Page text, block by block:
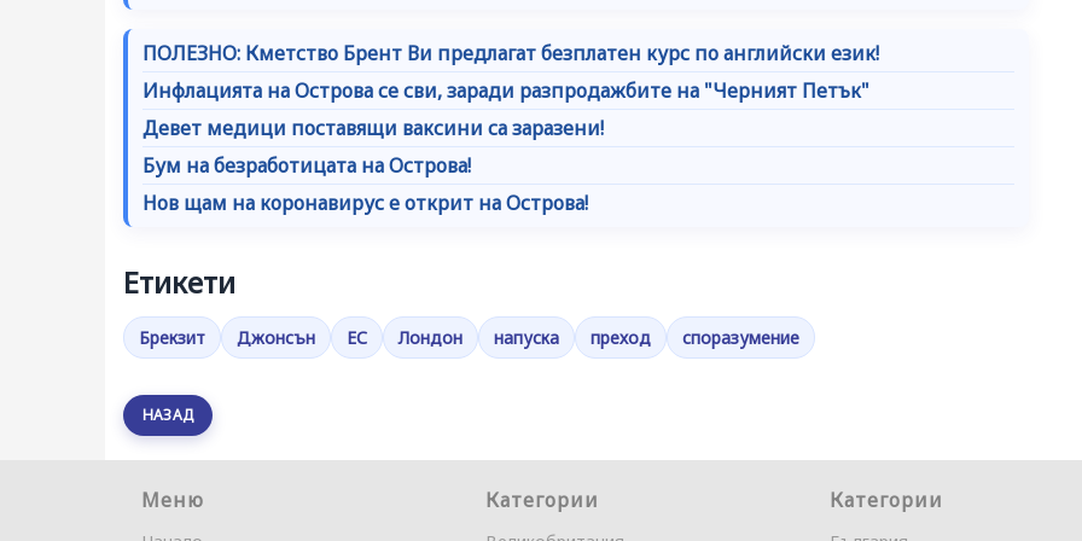
ПОЛЕЗНО: Кметство Брент Ви предлагат безплатен курс по английски език!
Инфлацията на Острова се сви, заради разпродажбите на "Черният Петък"
Девет медици поставящи ваксини са заразени!
Бум на безработицата на Острова!
Нов щам на коронавирус е открит на Острова!
Етикети
Брекзит Джонсън ЕС Лондон напуска преход споразумение
НАЗАД
Меню Категории Категории